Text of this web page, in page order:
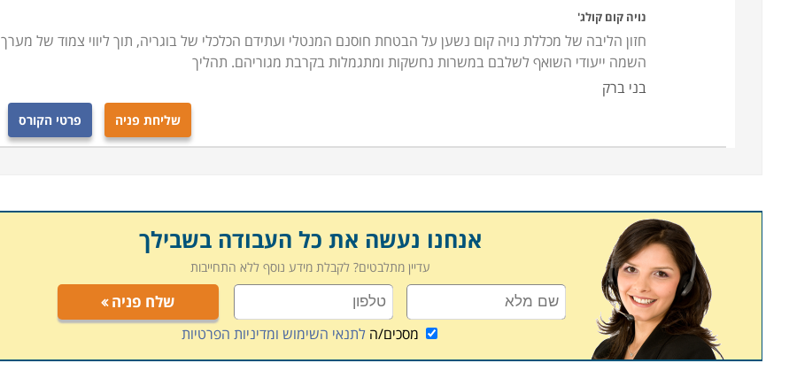
נויה קום קולג'
חזון הליבה של מכללת נויה קום נשען על הבטחת חוסנם המנטלי ועתידם הכלכלי של בוגריה, תוך ליווי צמוד של מערך
השמה ייעודי השואף לשלבם במשרות נחשקות ומתגמלות בקרבת מגוריהם. תהליך
בני ברק
שליחת פניה פרטי הקורס
אנחנו נעשה את כל העבודה בשבילך
עדיין מתלבטים? לקבלת מידע נוסף ללא התחייבות
שלח פניה
מסכים/הלתנאי השימוש ומדיניות הפרטיות